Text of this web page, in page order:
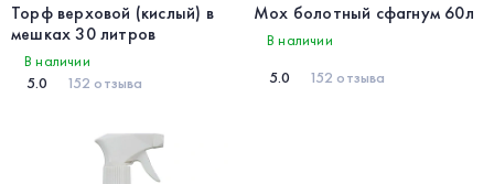
Торф верховой (кислый) в
мешках 30 литров
В наличии
5.0
152 отзыва
Мох болотный сфагнум 60л
В наличии
5.0
152 отзыва